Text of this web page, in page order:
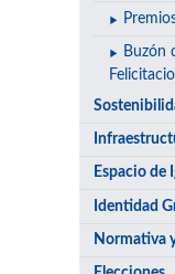
Buzón
Espacio de
Identidad
Normativa